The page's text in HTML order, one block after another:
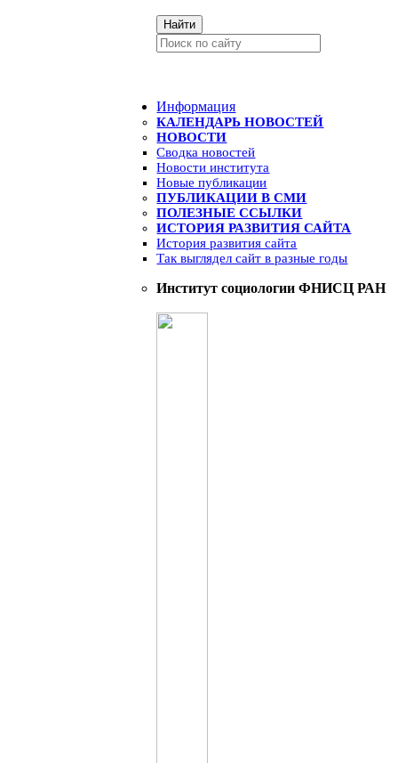
Найти
Информация
КАЛЕНДАРЬ НОВОСТЕЙ
НОВОСТИ
Сводка новостей
Новости института
Новые публикации
ПУБЛИКАЦИИ В СМИ
ПОЛЕЗНЫЕ ССЫЛКИ
ИСТОРИЯ РАЗВИТИЯ САЙТА
История развития сайта
Так выглядел сайт в разные годы
Институт социологии ФНИСЦ РАН